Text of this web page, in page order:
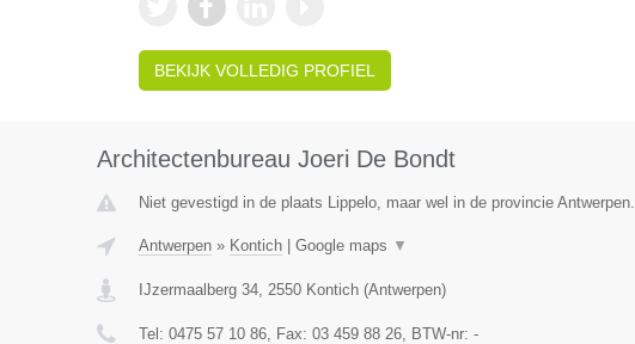
BEKIJK VOLLEDIG PROFIEL
Architectenbureau Joeri De Bondt
Niet gevestigd in de plaats Lippelo, maar wel in de provincie Antwerpen.
Antwerpen» Kontich| Google maps ▼
IJzermaalberg 34, 2550 Kontich(Antwerpen)
Tel: 0475 57 10 86, Fax: 03 459 88 26, BTW-nr: -